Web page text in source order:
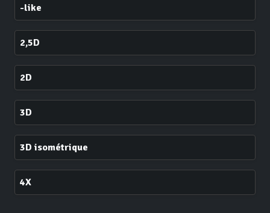
-like
2,5D
2D
3D
3D isométrique
4X